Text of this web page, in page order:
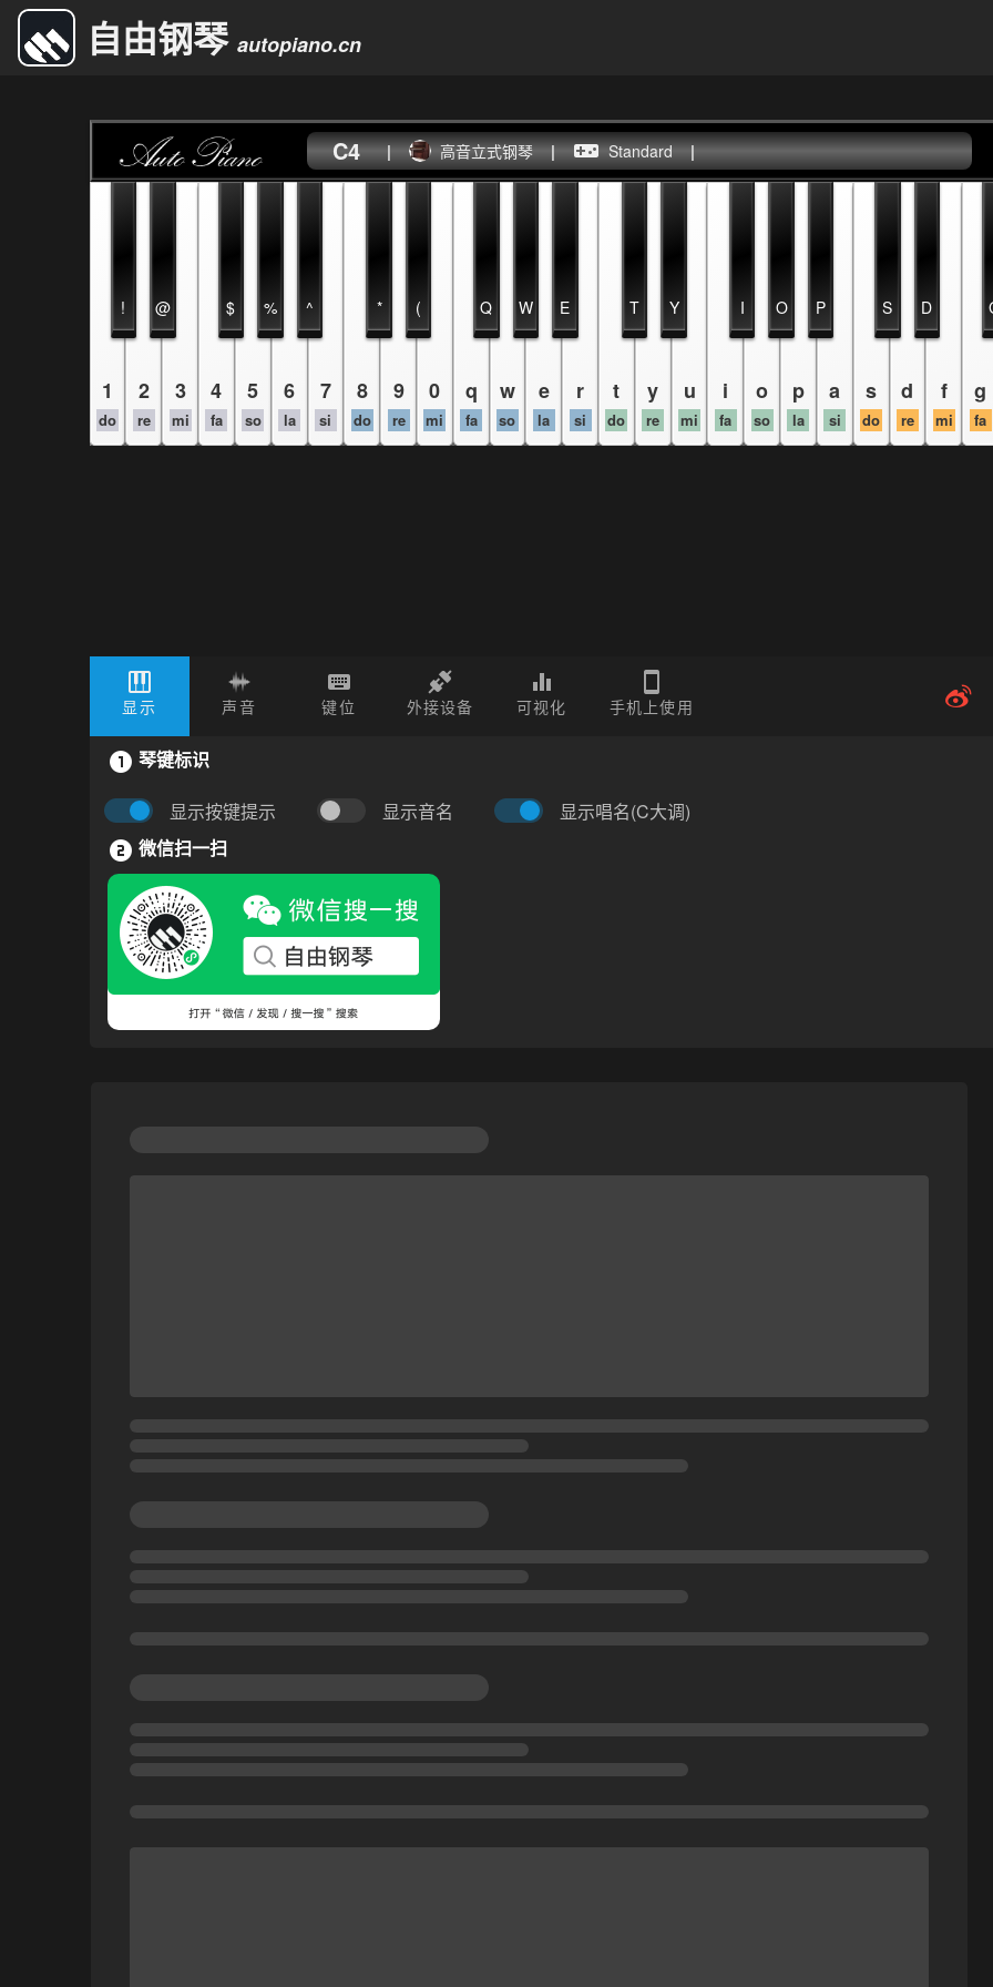
自由钢琴 autopiano.cn
C4 | 高音立式钢琴 | Standard |
1
do
2
re
3
mi
4
fa
5
so
6
la
7
si
8
do
9
re
0
mi
q
fa
w
so
e
la
r
si
t
do
y
re
u
mi
i
fa
o
so
p
la
a
si
s
do
d
re
f
mi
g
fa
! @ $ % ^ * ( Q W E T Y I O P S D
显示 声音 键位 外接设备 可视化 手机上使用
琴键标识
显示按键提示 显示音名 显示唱名(C大调)
微信扫一扫